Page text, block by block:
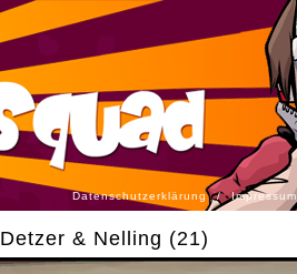
Datenschutzerklärung / Impressum
Detzer & Nelling (21)